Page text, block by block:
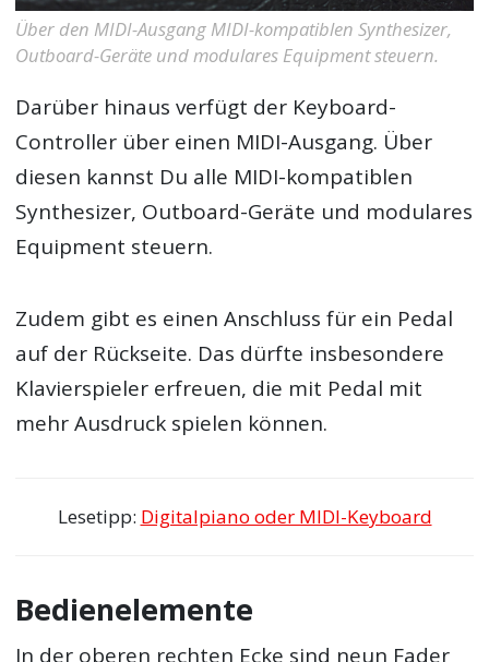
Über den MIDI-Ausgang MIDI-kompatiblen Synthesizer,
Outboard-Geräte und modulares Equipment steuern.
Darüber hinaus verfügt der Keyboard-
Controller über einen MIDI-Ausgang. Über
diesen kannst Du alle MIDI-kompatiblen
Synthesizer, Outboard-Geräte und modulares
Equipment steuern.
Zudem gibt es einen Anschluss für ein Pedal
auf der Rückseite. Das dürfte insbesondere
Klavierspieler erfreuen, die mit Pedal mit
mehr Ausdruck spielen können.
Lesetipp: Digitalpiano oder MIDI-Keyboard
Bedienelemente
In der oberen rechten Ecke sind neun Fader